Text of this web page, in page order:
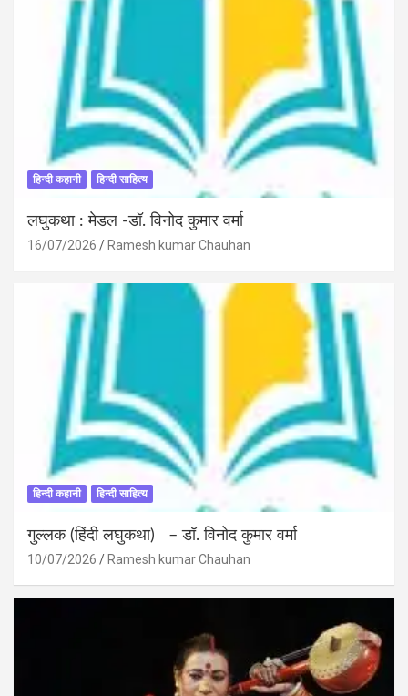
हिन्दी कहानी हिन्दी साहित्य
लघुकथा : मेडल -डॉ. विनोद कुमार वर्मा
16/07/2026 Ramesh kumar Chauhan
हिन्दी कहानी हिन्दी साहित्य
गुल्लक (हिंदी लघुकथा) – डॉ. विनोद कुमार वर्मा
10/07/2026 Ramesh kumar Chauhan